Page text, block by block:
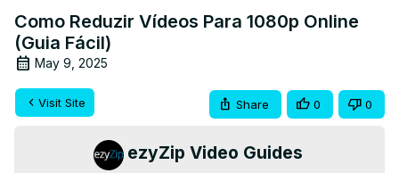
Como Reduzir Vídeos Para 1080p Online
(Guia Fácil)
May 9, 2025
Visit Site Share 0 0
ezyZip Video Guides